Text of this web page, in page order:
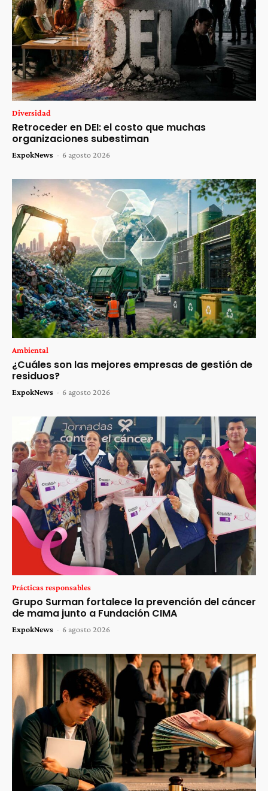
Diversidad
Retroceder en DEI: el costo que muchas
organizaciones subestiman
ExpokNews - 6 agosto 2026
Ambiental
¿Cuáles son las mejores empresas de gestión de
residuos?
ExpokNews - 6 agosto 2026
Prácticas responsables
Grupo Surman fortalece la prevención del cáncer
de mama junto a Fundación CIMA
ExpokNews - 6 agosto 2026